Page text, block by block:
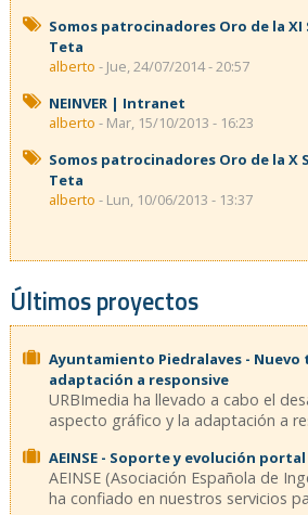
Somos patrocinadores Oro de la XI
Teta
alberto - Jue, 24/07/2014 - 20:57
NEINVER | Intranet
alberto - Mar, 15/10/2013 - 16:23
Somos patrocinadores Oro de la X
Teta
alberto - Lun, 10/06/2013 - 13:37
Últimos proyectos
Ayuntamiento Piedralaves - Nuevo
adaptación a responsive
URBImedia ha llevado a cabo el
aspecto gráfico y la adaptación a
AEINSE - Soporte y evolución
AEINSE (Asociación Española de
ha confiado en nuestros servicios